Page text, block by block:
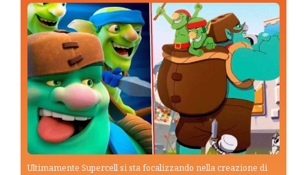
Ultimamente Supercell si sta focalizzando nella creazione di